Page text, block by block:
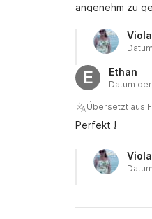
angenehm zu
Verwirrung
sodass wir die
einschränkte. -
ab, was die
Tag an. - Einige
war ein
und die
Erlebnis
Viola
E Ethan
Datum
Übersetzt aus
Perfekt !
Viola